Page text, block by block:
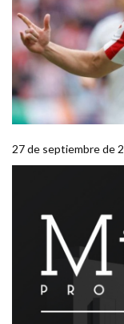
27 de septiembre de